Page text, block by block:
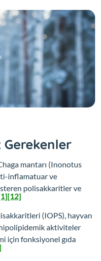
Gerekenler
mantarı (Inonotus
inflamatuar ve
polisakkaritler ve
[12]
(IOPS), hayvan
aktiviteler
için fonksiyonel gıda